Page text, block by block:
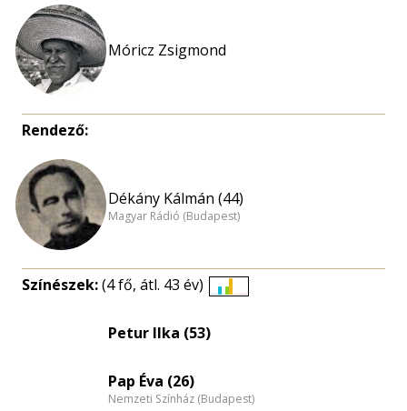
Móricz Zsigmond
Rendező:
Dékány Kálmán (44)
Magyar Rádió (Budapest)
Színészek:(4 fő, átl. 43 év)
Petur Ilka (53)
Pap Éva (26)
Nemzeti Színház (Budapest)